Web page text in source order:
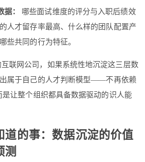
：
哪些面试维度的评分与入职后绩效
人才留存率最高、什么样的团队配置产
些共同的行为特征。
联网公司，如果系统性地沉淀这三层数
属于自己的人才判断模型——不再依赖
让整个组织都具备数据驱动的识人能
道的事：数据沉淀的价值
测